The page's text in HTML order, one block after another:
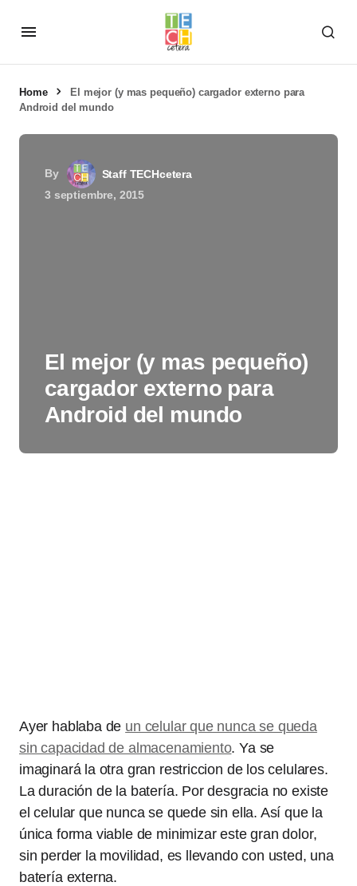
Home
El mejor (y mas pequeño) cargador externo para
Android del mundo
By
Staff TECHcetera
3 septiembre, 2015
El mejor (y mas pequeño)
cargador externo para
Android del mundo
Ayer hablaba de un celular que nunca se queda
sin capacidad de almacenamiento. Ya se
imaginará la otra gran restriccion de los celulares.
La duración de la batería. Por desgracia no existe
el celular que nunca se quede sin ella. Así que la
única forma viable de minimizar este gran dolor,
sin perder la movilidad, es llevando con usted, una
batería externa.